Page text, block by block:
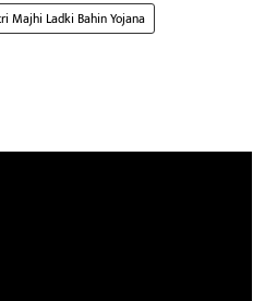
Majhi Ladki Bahin Yojana